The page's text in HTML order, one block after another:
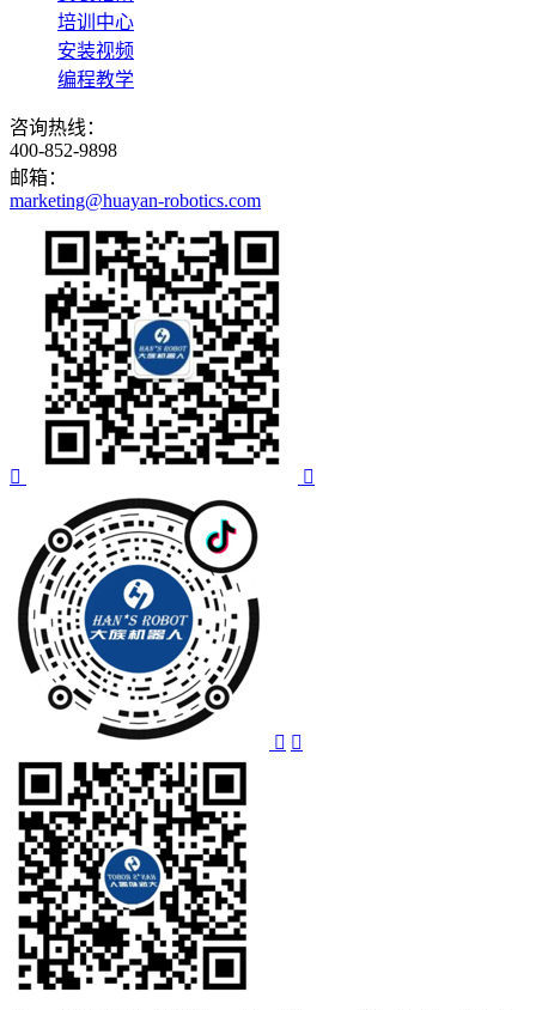
培训中心
安装视频
编程教学
咨询热线：
400-852-9898
邮箱：
marketing@huayan-robotics.com